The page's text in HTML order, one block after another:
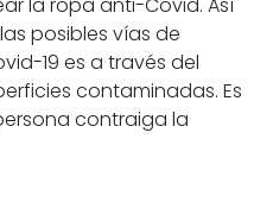
posibles vías de
19 es a través del
contaminadas. Es
contraiga la